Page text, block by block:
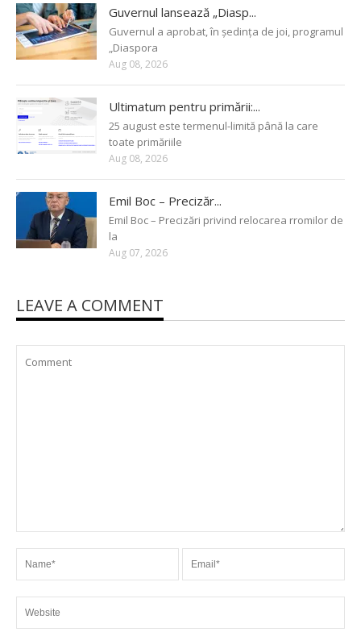
Guvernul lansează „Diasp...
Guvernul a aprobat, în ședința de joi, programul
„Diaspora
Aug 08, 2026
Ultimatum pentru primării:...
25 august este termenul-limită până la care
toate primăriile
Aug 08, 2026
Emil Boc – Precizăr...
Emil Boc – Precizări privind relocarea rromilor de
la
Aug 07, 2026
LEAVE A COMMENT